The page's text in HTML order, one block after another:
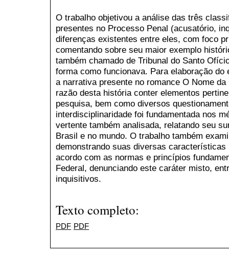
O trabalho objetivou a análise das três
presentes no Processo Penal (acusatório,
diferenças existentes entre eles, com foco
comentando sobre seu maior exemplo
também chamado de Tribunal do Santo
forma como funcionava. Para elaboração
a narrativa presente no romance O Nome
razão desta história conter elementos
pesquisa, bem como diversos
interdisciplinaridade foi fundamentada nos
vertente também analisada, relatando seu
Brasil e no mundo. O trabalho também
demonstrando suas diversas
acordo com as normas e princípios
Federal, denunciando este caráter misto,
inquisitivos.
Texto completo:
PDF PDF